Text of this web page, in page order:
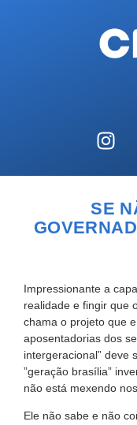
SE
Impressionante a
realidade e fingir que
chama o projeto que
aposentadorias dos
intergeracional” deve
”geração brasília”
não está mexendo
Ele não sabe e não